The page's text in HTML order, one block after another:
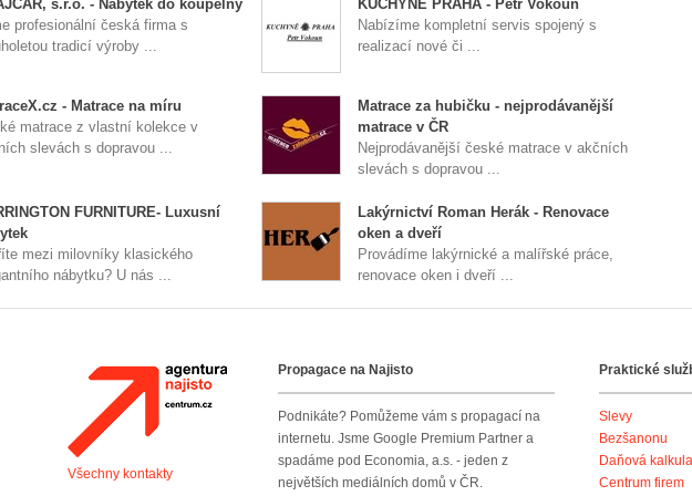
s.r.o. - Nábytek do koupelny
profesionální česká firma s
tradicí výroby ...
KUCHYNĚ PRAHA - Petr Vokoun
Nabízíme kompletní servis spojený s
realizací nové či ...
- Matrace na míru
matrace z vlastní kolekce v
slevách s dopravou ...
Matrace za hubičku - nejprodávanější
matrace v ČR
Nejprodávanější české matrace v akčních
slevách s dopravou ...
FURNITURE- Luxusní
mezi milovníky klasického
nábytku? U nás ...
Lakýrnictví Roman Herák - Renovace
oken a dveří
Provádíme lakýrnické a malířské práce,
renovace oken i dveří ...
Agentura Najisto
Všechny kontakty
Propagace na Najisto
Podnikáte? Pomůžeme vám s propagací na
internetu. Jsme Google Premium Partner a
spadáme pod Economia, a.s. - jeden z
největších mediálních domů v ČR.
Praktické
Slevy
Bezšanonu
Daňová
Centrum firem